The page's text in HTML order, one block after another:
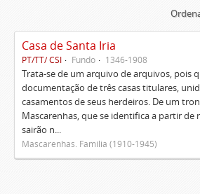
Casa de Santa Iria
PT/TT/ CSI Fundo 1346-1908
Trata-se de um arquivo de arquivos, pois
documentação de três casas titulares,
casamentos de seus herdeiros. De um
Mascarenhas, que se identifica a partir de
sairão n...
Mascarenhas. Família (1910-1945)